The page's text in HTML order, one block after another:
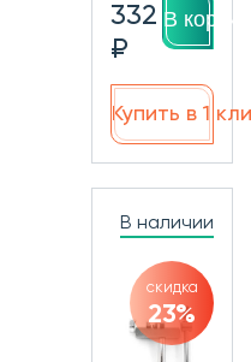
332
₽
В
Купить в 1
В наличии
скидка
23%